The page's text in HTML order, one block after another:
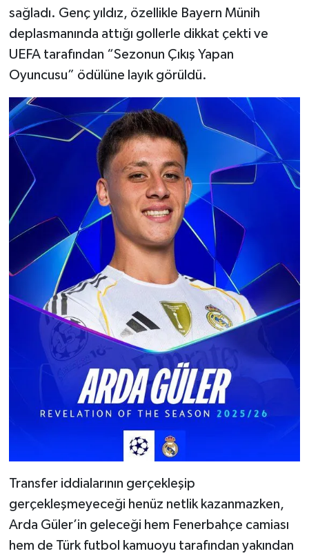
sağladı. Genç yıldız, özellikle Bayern Münih
deplasmanında attığı gollerle dikkat çekti ve
UEFA tarafından “Sezonun Çıkış Yapan
Oyuncusu” ödülüne layık görüldü.
Transfer iddialarının gerçekleşip
gerçekleşmeyeceği henüz netlik kazanmazken,
Arda Güler’in geleceği hem Fenerbahçe camiası
hem de Türk futbol kamuoyu tarafından yakından